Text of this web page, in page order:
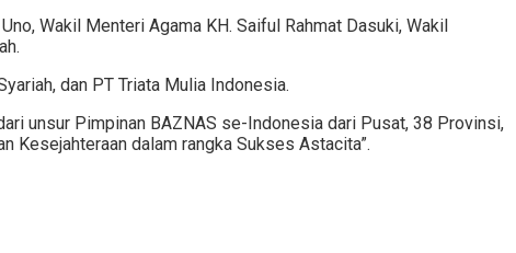
Wakil Menteri Agama KH. Saiful Rahmat Dasuki, Wakil
dan PT Triata Mulia Indonesia.
unsur Pimpinan BAZNAS se-Indonesia dari Pusat, 38 Provinsi,
Kesejahteraan dalam rangka Sukses Astacita”.